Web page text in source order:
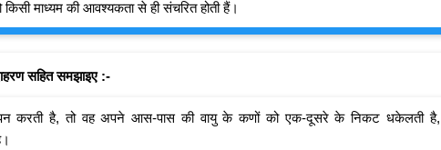
माध्यम की आवश्यकता से ही संचरित होती हैं।
सहित समझाइए :-
करती है, तो वह अपने आस-पास की वायु के कणों को एक-दूसरे के निकट धकेलती